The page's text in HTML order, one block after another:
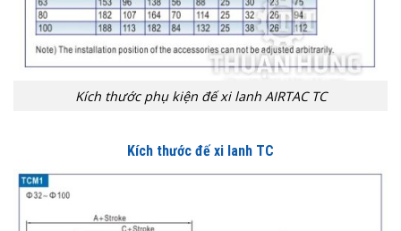
Kích thước phụ kiện đế xi lanh AIRTAC TC
Kích thước đế xi lanh TC